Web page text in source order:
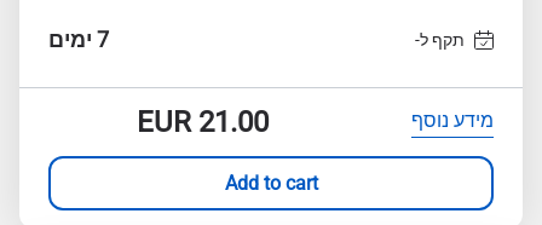
תקף ל- 7 ימים
מידע נוסף EUR21.00
Add to cart